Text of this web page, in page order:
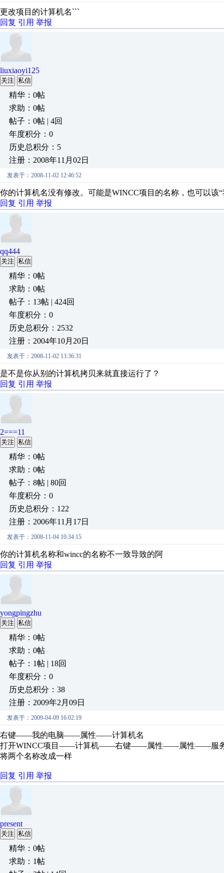
更改项目的计算机名```
回复 引用 举报
liuxiaoyi125
关注 私信
精华：0帖
求助：0帖
帖子：0帖 | 4回
年度积分：0
历史总积分：5
注册：2008年11月02日
发表于：2008-11-02 12:46:52
你的计算机名没有修改。可能是WINCC项目的名称，也可以该
回复 引用 举报
qq444
关注 私信
精华：0帖
求助：0帖
帖子：13帖 | 424回
年度积分：0
历史总积分：2532
注册：2004年10月20日
发表于：2008-11-02 13:36:31
是不是你从别的计算机拷贝来就直接运行了？
回复 引用 举报
2===11
关注 私信
精华：0帖
求助：0帖
帖子：8帖 | 80回
年度积分：0
历史总积分：122
注册：2006年11月17日
发表于：2008-11-04 10:34:15
你的计算机名称和wincc的名称不一致导致的阿
回复 引用 举报
yongpingzhu
关注 私信
精华：0帖
求助：0帖
帖子：1帖 | 18回
年度积分：0
历史总积分：38
注册：2009年2月09日
发表于：2009-04-09 16:02:19
右键——我的电脑——属性——计算机名
打开WINCC项目——计算机——右键——属性——属性——服
将两个名称改成一样
回复 引用 举报
present
关注 私信
精华：0帖
求助：1帖